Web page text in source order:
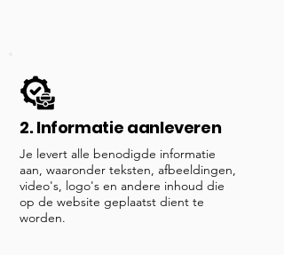
2. Informatie aanleveren
Je levert alle benodigde informatie
aan, waaronder teksten, afbeeldingen,
video's, logo's en andere inhoud die
op de website geplaatst dient te
worden.